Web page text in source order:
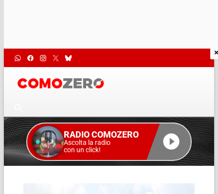
RADIO COMOZERO
Ascolta la radio
con un click!